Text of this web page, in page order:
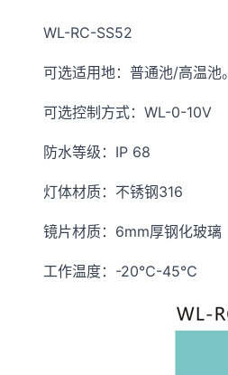
WL-RC-SS52
可选适用地：普通池/高温池。
可选控制方式：WL-0-10V
防水等级：IP 68
灯体材质：不锈钢316
镜片材质：6mm厚钢化玻璃
工作温度：-20℃-45℃